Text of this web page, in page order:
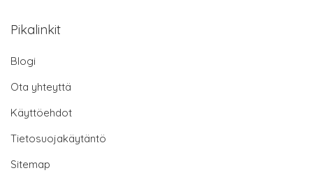
Pikalinkit
Blogi
Ota yhteyttä
Käyttöehdot
Tietosuojakäytäntö
Sitemap